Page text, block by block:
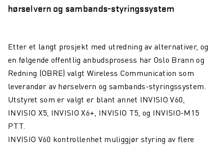
hørselvern og sambands-styringssystem
Etter et langt prosjekt med utredning av alternativer, og
en følgende offentlig anbudsprosess har Oslo Brann og
Redning (OBRE) valgt Wireless Communication som
leverandør av hørselvern og sambands-styringssystem.
Utstyret som er valgt er blant annet INVISIO V60,
INVISIO X5, INVISIO X6+, INVISIO T5, og INVISIO-M15
PTT.
INVISIO V60 kontrollenhet muliggjør styring av flere